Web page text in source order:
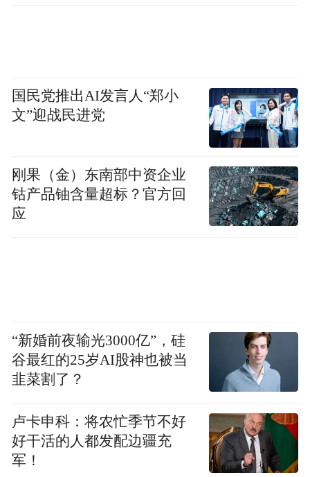
国民党推出AI发言人“郑小
文”迎战民进党
刚果（金）东南部中资企业
钴产品铀含量超标？官方回
应
“新婚前夜输光3000亿”，硅
谷最红的25岁AI股神也被当
韭菜割了？
卢卡申科：将农忙季节不好
好干活的人都发配边疆充
军！